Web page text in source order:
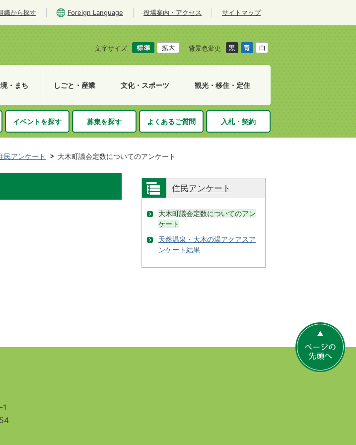
織から探す Foreign Language 役場案内・アクセス サイトマップ
文字サイズ 背景色変更
・まち しごと・産業 文化・スポーツ 観光・移住・定住
イベントを探す 募集を探す よくあるご質問 入札・契約
民アンケート 大木町議会定数についてのアンケート
住民アンケート
大木町議会定数についてのアン
ケート
天然温泉・大木の湯アクアスア
ンケート結果
ー
ジ
の
1